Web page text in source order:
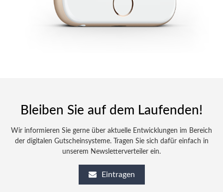
Bleiben Sie auf dem Laufenden!
Wir informieren Sie gerne über aktuelle Entwicklungen im Bereich
der digitalen Gutscheinsysteme. Tragen Sie sich dafür einfach in
unserem Newsletterverteiler ein.
Eintragen